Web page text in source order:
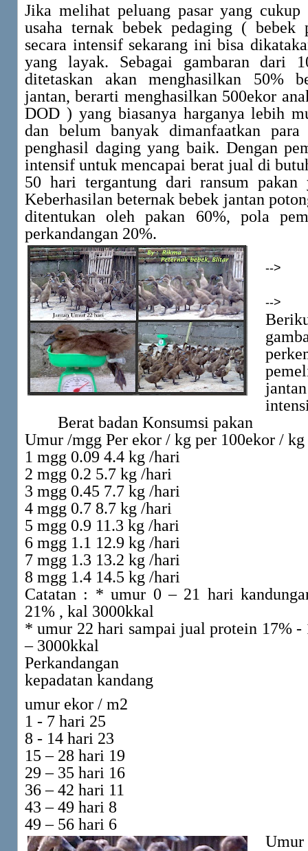
Jika melihat peluang pasar yang cukup
usaha ternak bebek pedaging ( bebek
secara intensif sekarang ini bisa
yang layak. Sebagai gambaran dari
ditetaskan akan menghasilkan 50%
jantan, berarti menghasilkan 500ekor
DOD ) yang biasanya harganya lebih
dan belum banyak dimanfaatkan para
penghasil daging yang baik. Dengan
intensif untuk mencapai berat jual di
50 hari tergantung dari ransum pakan
Keberhasilan beternak bebek jantan
ditentukan oleh pakan 60%, pola
perkandangan 20%.
-->
-->
Berat badan Konsumsi pakan
Umur /mgg Per ekor / kg per 100ekor / kg
1 mgg 0.09 4.4 kg /hari
2 mgg 0.2 5.7 kg /hari
3 mgg 0.45 7.7 kg /hari
4 mgg 0.7 8.7 kg /hari
5 mgg 0.9 11.3 kg /hari
6 mgg 1.1 12.9 kg /hari
7 mgg 1.3 13.2 kg /hari
8 mgg 1.4 14.5 kg /hari
Catatan : * umur 0 – 21 hari
21% , kal 3000kkal
* umur 22 hari sampai jual protein 17% -
– 3000kkal
Perkandangan
kepadatan kandang
umur ekor / m2
1 - 7 hari 25
8 - 14 hari 23
15 – 28 hari 19
29 – 35 hari 16
36 – 42 hari 11
43 – 49 hari 8
49 – 56 hari 6